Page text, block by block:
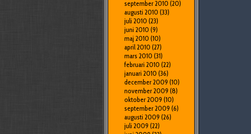
september 2010 (20)
augusti 2010 (33)
juli 2010 (23)
juni 2010 (9)
maj 2010 (10)
april 2010 (27)
mars 2010 (31)
februari 2010 (22)
januari 2010 (36)
december 2009 (10)
november 2009 (8)
oktober 2009 (10)
september 2009 (6)
augusti 2009 (26)
juli 2009 (22)